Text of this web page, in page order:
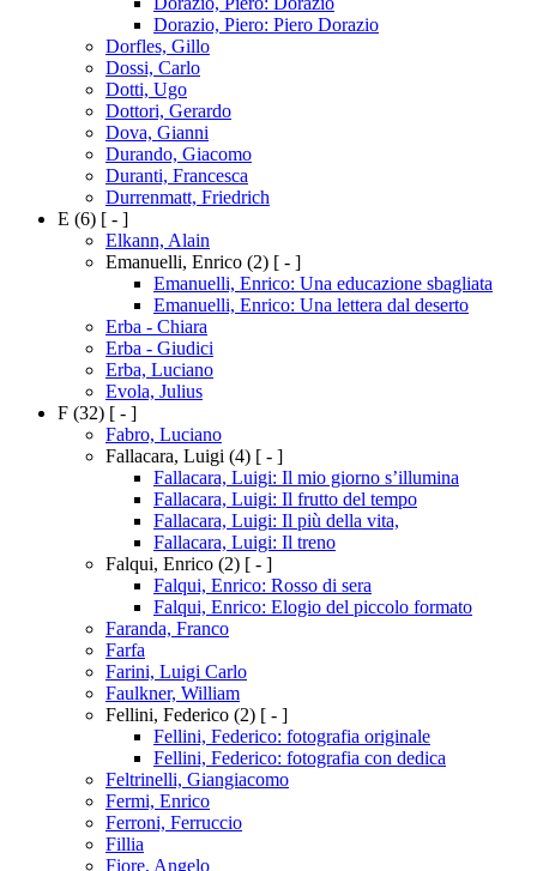
Dorazio, Piero: Piero Dorazio
Dorfles, Gillo
Dossi, Carlo
Dotti, Ugo
Dottori, Gerardo
Dova, Gianni
Durando, Giacomo
Duranti, Francesca
Durrenmatt, Friedrich
E (6) [ - ]
Elkann, Alain
Emanuelli, Enrico (2) [ - ]
Emanuelli, Enrico: Una educazione sbagliata
Emanuelli, Enrico: Una lettera dal deserto
Erba - Chiara
Erba - Giudici
Erba, Luciano
Evola, Julius
F (32) [ - ]
Fabro, Luciano
Fallacara, Luigi (4) [ - ]
Fallacara, Luigi: Il mio giorno s’illumina
Fallacara, Luigi: Il frutto del tempo
Fallacara, Luigi: Il più della vita,
Fallacara, Luigi: Il treno
Falqui, Enrico (2) [ - ]
Falqui, Enrico: Rosso di sera
Falqui, Enrico: Elogio del piccolo formato
Faranda, Franco
Farfa
Farini, Luigi Carlo
Faulkner, William
Fellini, Federico (2) [ - ]
Fellini, Federico: fotografia originale
Fellini, Federico: fotografia con dedica
Feltrinelli, Giangiacomo
Fermi, Enrico
Ferroni, Ferruccio
Fillia
Fiore, Angelo